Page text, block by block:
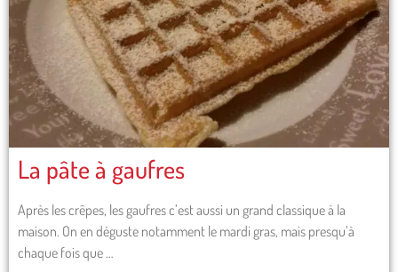
La pâte à gaufres
Après les crêpes, les gaufres c’est aussi un grand classique à la
maison. On en déguste notamment le mardi gras, mais presqu’à
chaque fois que …